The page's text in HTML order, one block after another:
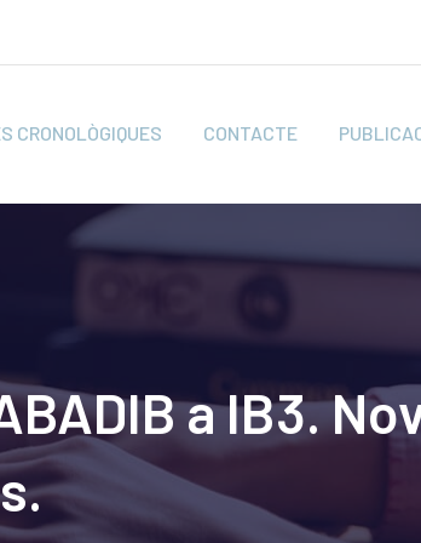
CRONOLÒGIQUES CONTACTE
a IB3.